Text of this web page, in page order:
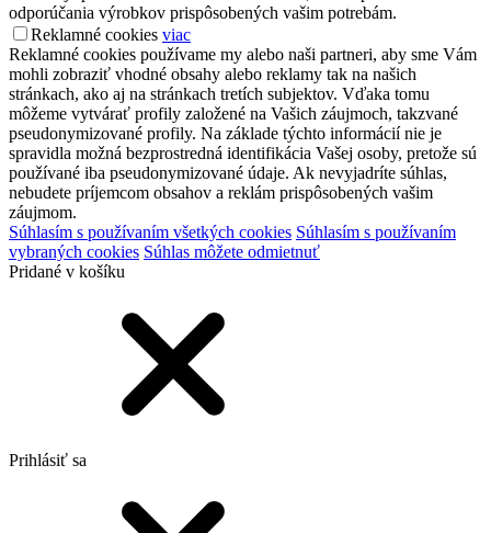
odporúčania výrobkov prispôsobených vašim potrebám.
Reklamné cookies viac
Reklamné cookies používame my alebo naši partneri, aby sme Vám
mohli zobraziť vhodné obsahy alebo reklamy tak na našich
stránkach, ako aj na stránkach tretích subjektov. Vďaka tomu
môžeme vytvárať profily založené na Vašich záujmoch, takzvané
pseudonymizované profily. Na základe týchto informácií nie je
spravidla možná bezprostredná identifikácia Vašej osoby, pretože sú
používané iba pseudonymizované údaje. Ak nevyjadríte súhlas,
nebudete príjemcom obsahov a reklám prispôsobených vašim
záujmom.
Súhlasím s používaním všetkých cookies Súhlasím s používaním
vybraných cookies Súhlas môžete odmietnuť
Pridané v košíku
Prihlásiť sa